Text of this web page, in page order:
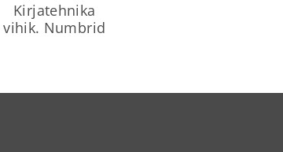
Kirjatehnika
vihik. Numbrid